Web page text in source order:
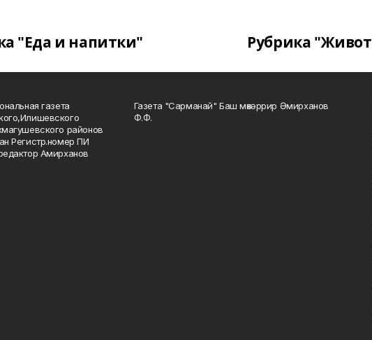
"Еда и напитки" Рубрика
газета
районов
Регистр.номер ПИ
Амирханов
Газета "Сарманай" Баш мөхәррир Әмирханов
Ф.Ф.